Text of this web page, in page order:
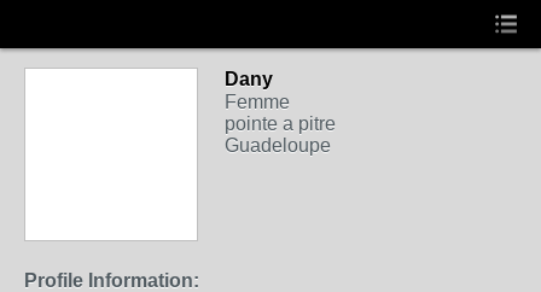
Dany
Femme
pointe a pitre
Guadeloupe
Profile Information: